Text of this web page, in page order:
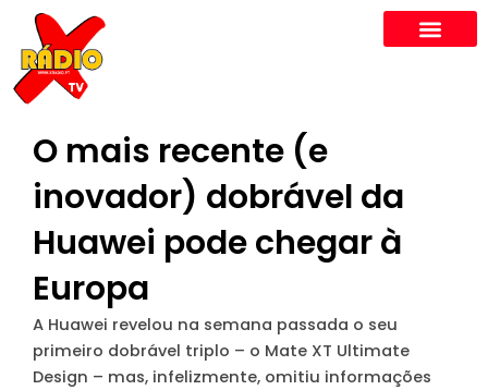
content
O mais recente (e
inovador) dobrável da
Huawei pode chegar à
Europa
A Huawei revelou na semana passada o seu
primeiro dobrável triplo – o Mate XT Ultimate
Design – mas, infelizmente, omitiu informações